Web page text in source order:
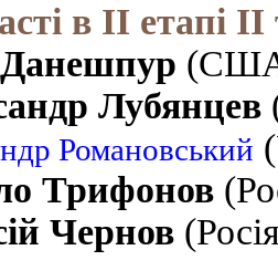
в II етапі
Лубянцев
Романовський
Трифонов
Чернов